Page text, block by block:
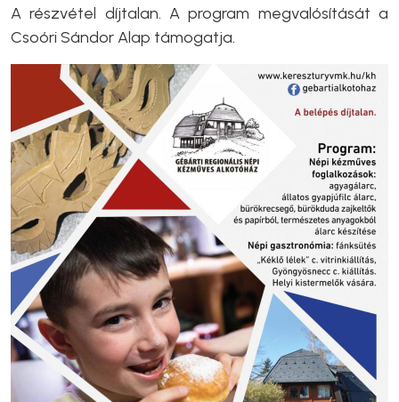
A részvétel díjtalan. A program megvalósítását a
Csoóri Sándor Alap támogatja.